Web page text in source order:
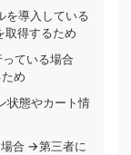
を導入している
取得するため
ている場合
め
状態やカート情
場合 →第三者に